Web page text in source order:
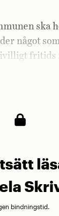
ska
något
fritids
bindningstid.